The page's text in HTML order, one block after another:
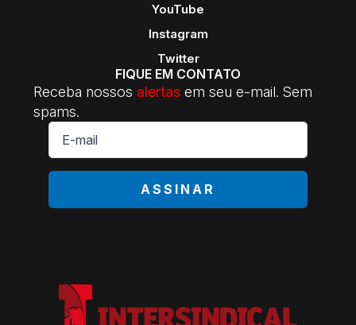
YouTube
Instagram
Twitter
FIQUE EM CONTATO
Receba nossos alertas em seu e-mail. Sem
spams.
E-
mail
ASSINAR